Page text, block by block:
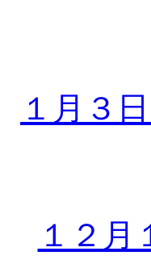
１月３
１２